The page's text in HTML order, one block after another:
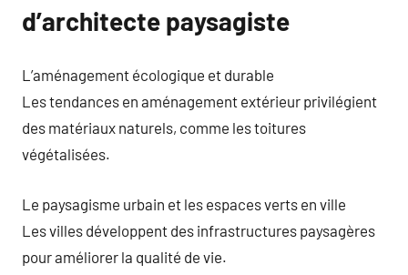
d’architecte paysagiste
L’aménagement écologique et durable
Les tendances en aménagement extérieur privilégient
des matériaux naturels, comme les toitures
végétalisées.
Le paysagisme urbain et les espaces verts en ville
Les villes développent des infrastructures paysagères
pour améliorer la qualité de vie.